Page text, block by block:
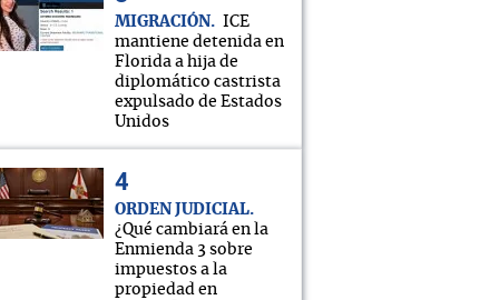
MIGRACIÓN
ICE
mantiene detenida en
Florida a hija de
diplomático castrista
expulsado de Estados
Unidos
ORDEN JUDICIAL
¿Qué cambiará en la
Enmienda 3 sobre
impuestos a la
propiedad en